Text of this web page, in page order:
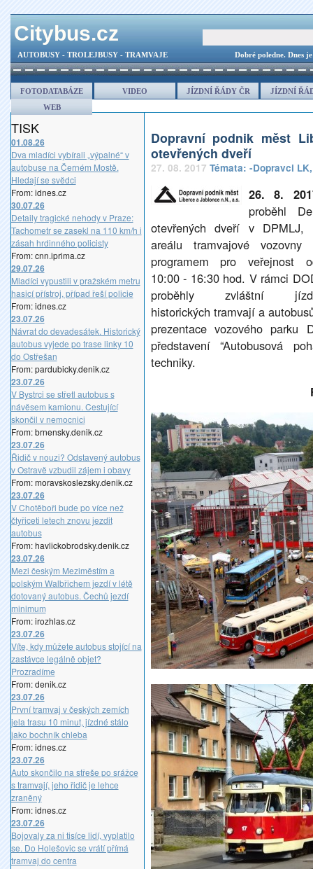
Citybus.cz
AUTOBUSY - TROLEJBUSY - TRAMVAJE Dobré poledne. Dnes
FOTODATABÁZE VIDEO JÍZDNÍ ŘÁDY ČR
JÍZDNÍ
WEB
TISK
01.08.26
Dva mladíci vybírali „výpalné“ v
autobuse na Černém Mostě.
Hledají se svědci
From: idnes.cz
30.07.26
Detaily tragické nehody v Praze:
Tachometr se zasekl na 110 km/h i
zásah hrdinného policisty
From: cnn.iprima.cz
29.07.26
Mladíci vypustili v pražském metru
hasicí přístroj, případ řeší policie
From: idnes.cz
23.07.26
Návrat do devadesátek. Historický
autobus vyjede po trase linky 10
do Ostřešan
From: pardubicky.denik.cz
23.07.26
V Bystrci se střetl autobus s
návěsem kamionu. Cestující
skončil v nemocnici
From: brnensky.denik.cz
23.07.26
Řidič v nouzi? Odstavený autobus
v Ostravě vzbudil zájem i obavy
From: moravskoslezsky.denik.cz
23.07.26
V Chotěboři bude po více než
čtyřiceti letech znovu jezdit
autobus
From: havlickobrodsky.denik.cz
23.07.26
Mezi českým Meziměstím a
polským Walbřichem jezdí v létě
dotovaný autobus. Čechů jezdí
minimum
From: irozhlas.cz
23.07.26
Víte, kdy můžete autobus stojící na
zastávce legálně objet?
Prozradíme
From: denik.cz
23.07.26
První tramvaj v českých zemích
jela trasu 10 minut, jízdné stálo
jako bochník chleba
From: idnes.cz
23.07.26
Auto skončilo na střeše po srážce
s tramvají, jeho řidič je lehce
zraněný
From: idnes.cz
23.07.26
Bojovaly za ni tisíce lidí, vyplatilo
se. Do Holešovic se vrátí přímá
tramvaj do centra
Dopravní podnik měst
otevřených dveří
27. 08. 2017 Témata: -Dopravci LK
26. 8.
proběhl
otevřených dveří v DPMLJ,
areálu tramvajové vozovny
programem pro veřejnost
10:00 - 16:30 hod. V rámci
proběhly zvláštní
historických tramvají a
prezentace vozového parku
představení “Autobusová
techniky.